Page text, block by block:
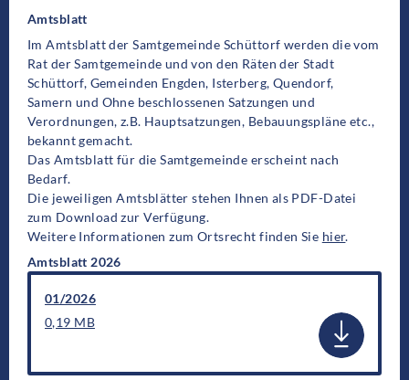
Amtsblatt
Im Amtsblatt der Samtgemeinde Schüttorf werden die vom
Rat der Samtgemeinde und von den Räten der Stadt
Schüttorf, Gemeinden Engden, Isterberg, Quendorf,
Samern und Ohne beschlossenen Satzungen und
Verordnungen, z.B. Hauptsatzungen, Bebauungspläne etc.,
bekannt gemacht.
Das Amtsblatt für die Samtgemeinde erscheint nach
Bedarf.
Die jeweiligen Amtsblätter stehen Ihnen als PDF-Datei
zum Download zur Verfügung.
Weitere Informationen zum Ortsrecht finden Sie hier.
Amtsblatt 2026
01/2026
0,19 MB